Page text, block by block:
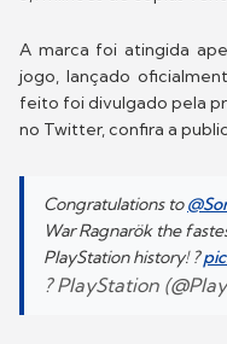
A marca foi atingida
jogo, lançado
feito foi divulgado pela
no Twitter, confira a
Congratulations to
War Ragnarök the
PlayStation history! ?
? PlayStation